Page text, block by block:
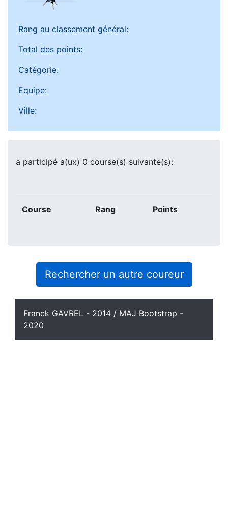
Rang au classement général:
Total des points:
Catégorie:
Equipe:
Ville:
a participé a(ux) 0 course(s) suivante(s):
Course Rang Points
Rechercher un autre coureur
Franck GAVREL - 2014 / MAJ Bootstrap -
2020